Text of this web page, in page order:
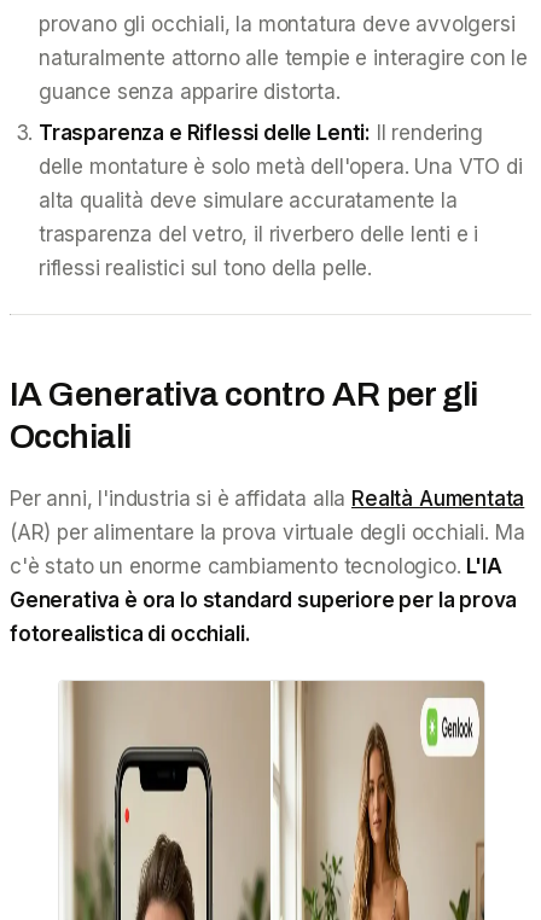
provano gli occhiali, la montatura deve avvolgersi
naturalmente attorno alle tempie e interagire con le
guance senza apparire distorta.
Trasparenza e Riflessi delle Lenti: Il rendering
delle montature è solo metà dell'opera. Una VTO di
alta qualità deve simulare accuratamente la
trasparenza del vetro, il riverbero delle lenti e i
riflessi realistici sul tono della pelle.
IA Generativa contro AR per gli
Occhiali
Per anni, l'industria si è affidata alla Realtà Aumentata
(AR) per alimentare la prova virtuale degli occhiali. Ma
c'è stato un enorme cambiamento tecnologico. L'IA
Generativa è ora lo standard superiore per la prova
fotorealistica di occhiali.